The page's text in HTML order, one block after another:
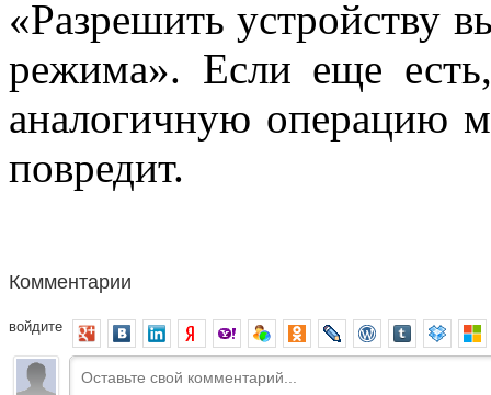
«Разрешить устройству
режима». Если еще
аналогичную операцию
повредит.
Комментарии
войдите